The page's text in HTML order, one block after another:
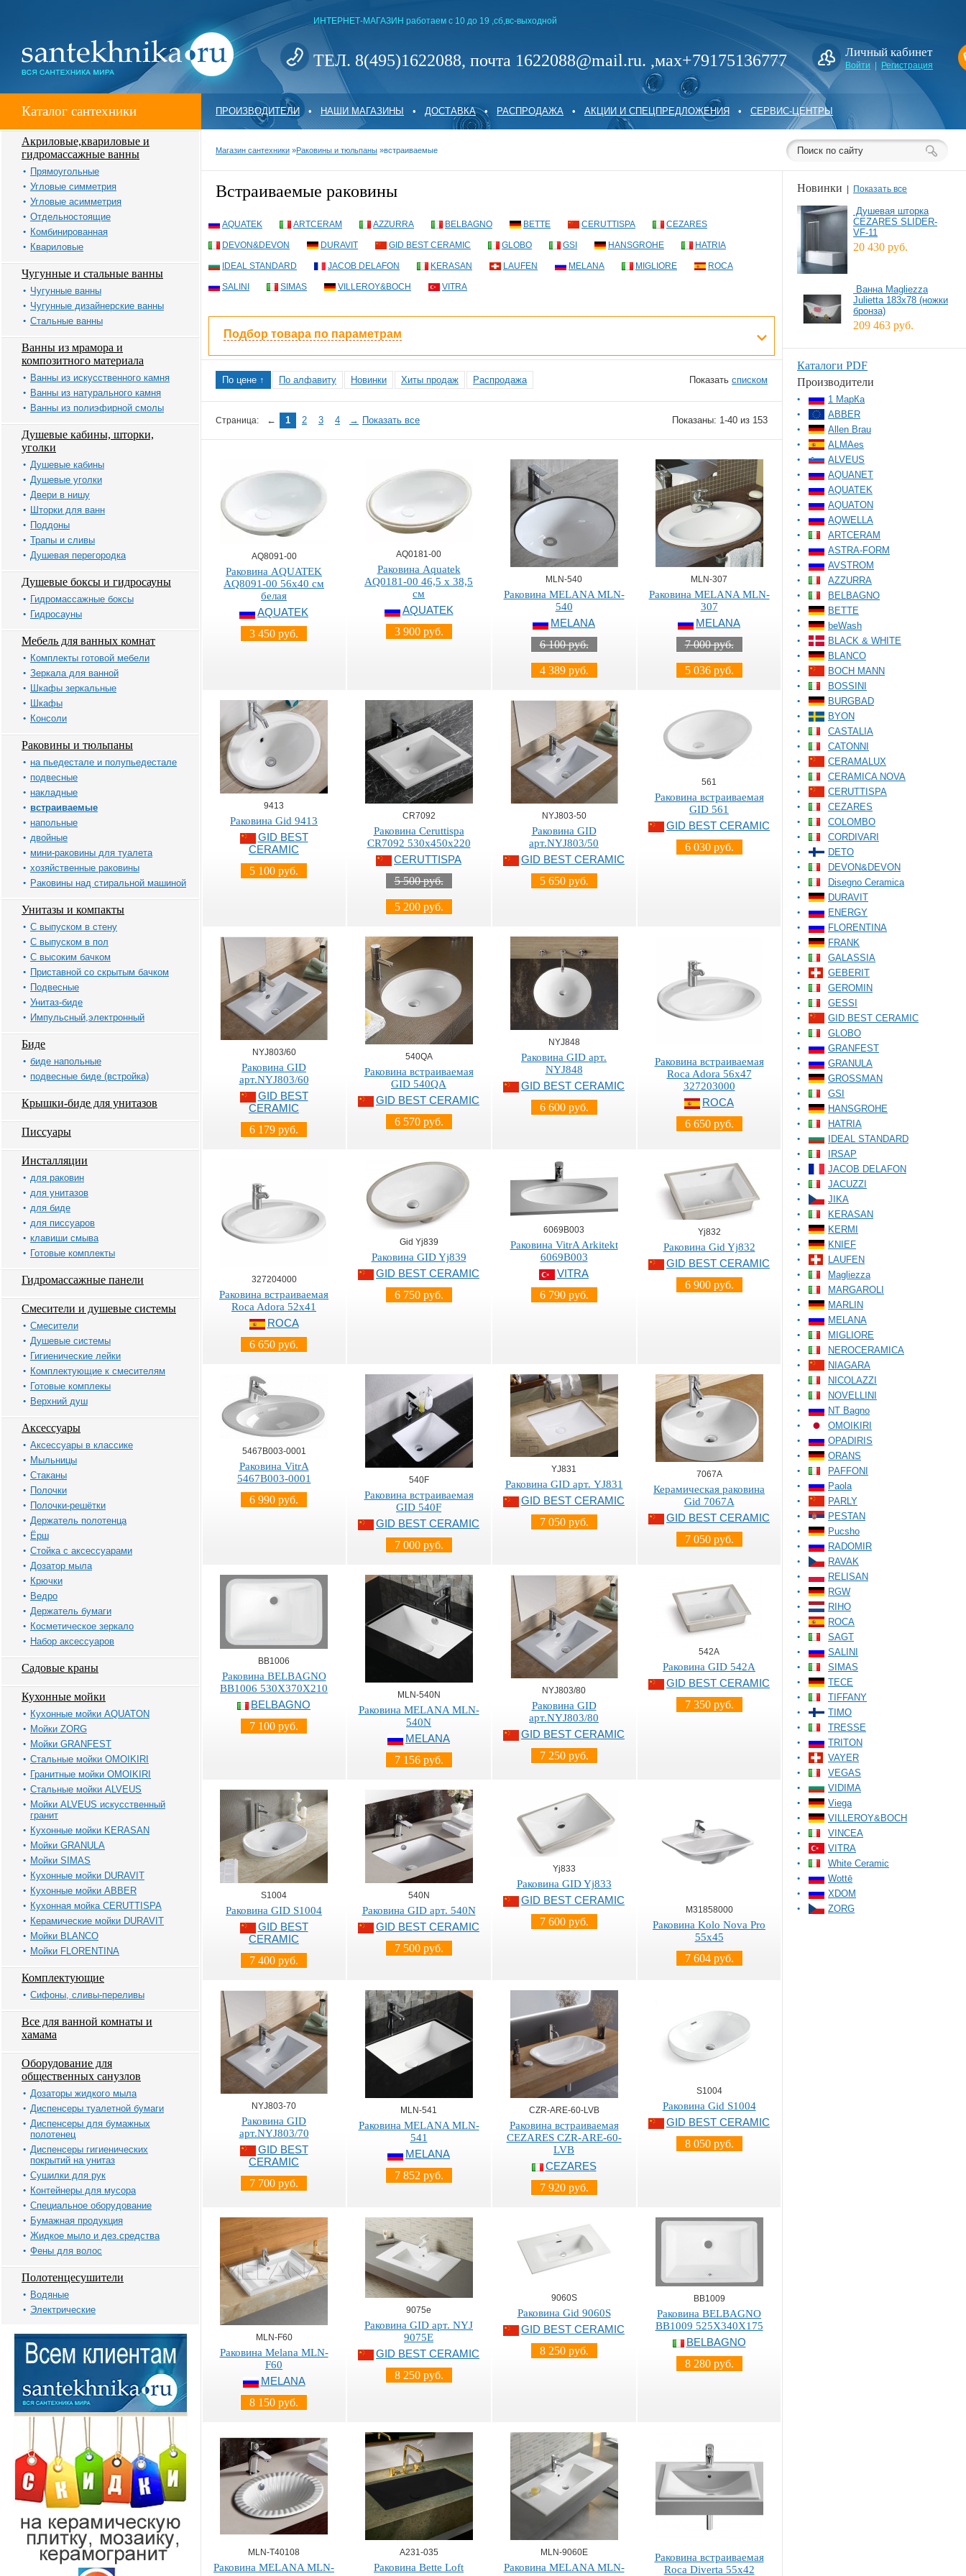
ИНТЕРНЕТ-МАГАЗИН работаем с 10 до 19 ,сб,вс-выходной
ТЕЛ. 8(495)1622088, почта 1622088@mail.ru. ,мах+79175136777 Личный кабинет
Войти Регистрация
Каталог сантехники ПРОИЗВОДИТЕЛИ • НАШИ МАГАЗИНЫ • ДОСТАВКА • РАСПРОДАЖА • АКЦИИ И СПЕЦПРЕДЛОЖЕНИЯ • СЕРВИС-ЦЕНТРЫ
Акриловые,квариловые и
гидромассажные ванны
Прямоугольные
Угловые симметрия
Угловые асимметрия
Отдельностоящие
Комбинированная
Квариловые
Чугунные и стальные ванны
Чугунные ванны
Чугунные дизайнерские ванны
Стальные ванны
Ванны из мрамора и
композитного материала
Ванны из искусственного камня
Ванны из натурального камня
Ванны из полиэфирной смолы
Душевые кабины, шторки,
уголки
Душевые кабины
Душевые уголки
Двери в нишу
Шторки для ванн
Поддоны
Трапы и сливы
Душевая перегородка
Душевые боксы и гидросауны
Гидромассажные боксы
Гидросауны
Мебель для ванных комнат
Комплекты готовой мебели
Зеркала для ванной
Шкафы зеркальные
Шкафы
Консоли
Раковины и тюльпаны
на пьедестале и полупьедестале
подвесные
накладные
встраиваемые
напольные
двойные
мини-раковины для туалета
хозяйственные раковины
Раковины над стиральной машиной
Унитазы и компакты
С выпуском в стену
С выпуском в пол
С высоким бачком
Приставной со скрытым бачком
Подвесные
Унитаз-биде
Импульсный,электронный
Биде
биде напольные
подвесные биде (встройка)
Крышки-биде для унитазов
Писсуары
Инсталляции
для раковин
для унитазов
для биде
для писсуаров
клавиши смыва
Готовые комплекты
Гидромассажные панели
Смесители и душевые системы
Смесители
Душевые системы
Гигиенические лейки
Комплектующие к смесителям
Готовые комплекы
Верхний душ
Аксессуары
Аксессуары в классике
Мыльницы
Стаканы
Полочки
Полочки-решётки
Держатель полотенца
Ёрш
Стойка с аксессуарами
Дозатор мыла
Крючки
Ведро
Держатель бумаги
Косметическое зеркало
Набор аксессуаров
Садовые краны
Кухонные мойки
Кухонные мойки AQUATON
Мойки ZORG
Мойки GRANFEST
Стальные мойки OMOIKIRI
Гранитные мойки OMOIKIRI
Стальные мойки ALVEUS
Мойки ALVEUS искусственный
гранит
Кухонные мойки KERASAN
Мойки GRANULA
Мойки SIMAS
Кухонные мойки DURAVIT
Кухонные мойки ABBER
Кухонная мойка CERUTTISPA
Керамические мойки DURAVIT
Мойки BLANCO
Мойки FLORENTINA
Комплектующие
Сифоны, сливы-переливы
Все для ванной комнаты и
хамама
Оборудование для
общественных санузлов
Дозаторы жидкого мыла
Диспенсеры туалетной бумаги
Диспенсеры для бумажных
полотенец
Диспенсеры гигиенических
покрытий на унитаз
Сушилки для рук
Контейнеры для мусора
Специальное оборудование
Бумажная продукция
Жидкое мыло и дез.средства
Фены для волос
Полотенцесушители
Водяные
Электрические
Магазин сантехники »Раковины и тюльпаны »встраиваемые
Встраиваемые раковины
AQUATEK ARTCERAM AZZURRA BELBAGNO BETTE CERUTTISPA CEZARES
DEVON&DEVON DURAVIT GID BEST CERAMIC GLOBO GSI HANSGROHE HATRIA
IDEAL STANDARD JACOB DELAFON KERASAN LAUFEN MELANA MIGLIORE ROCA
SALINI SIMAS VILLEROY&BOCH VITRA
Подбор товара по параметрам
Показать списком
По цене ↑ По алфавиту Новинки Хиты продаж Распродажа
Показаны: 1-40 из 153
Страница: ← 1 2 3 4 → Показать все
AQ8091-00
Раковина AQUATEK
AQ8091-00 56х40 см
белая
AQUATEK
3 450 руб.
AQ0181-00
Раковина Aquatek
AQ0181-00 46,5 х 38,5
см
AQUATEK
3 900 руб.
MLN-540
Раковина MELANA MLN-
540
MELANA
6 100 руб.
4 389 руб.
MLN-307
Раковина MELANA MLN-
307
MELANA
7 000 руб.
5 036 руб.
9413
Раковина Gid 9413
GID BEST
CERAMIC
5 100 руб.
CR7092
Раковина Ceruttispa
CR7092 530х450х220
CERUTTISPA
5 500 руб.
5 200 руб.
NYJ803-50
Раковина GID
арт.NYJ803/50
GID BEST CERAMIC
5 650 руб.
561
Раковина встраиваемая
GID 561
GID BEST CERAMIC
6 030 руб.
NYJ803/60
Раковина GID
арт.NYJ803/60
GID BEST
CERAMIC
6 179 руб.
540QA
Раковина встраиваемая
GID 540QA
GID BEST CERAMIC
6 570 руб.
NYJ848
Раковина GID арт.
NYJ848
GID BEST CERAMIC
6 600 руб.
Раковина встраиваемая
Roca Adora 56x47
327203000
ROCA
6 650 руб.
327204000
Раковина встраиваемая
Roca Adora 52x41
ROCA
6 650 руб.
Gid Yj839
Раковина GID Yj839
GID BEST CERAMIC
6 750 руб.
6069B003
Раковина VitrA Arkitekt
6069B003
VITRA
6 790 руб.
Yj832
Раковина Gid Yj832
GID BEST CERAMIC
6 900 руб.
5467B003-0001
Раковина VitrA
5467B003-0001
6 990 руб.
540F
Раковина встраиваемая
GID 540F
GID BEST CERAMIC
7 000 руб.
YJ831
Раковина GID арт. YJ831
GID BEST CERAMIC
7 050 руб.
7067A
Керамическая раковина
Gid 7067A
GID BEST CERAMIC
7 050 руб.
BB1006
Раковина BELBAGNO
BB1006 530X370X210
BELBAGNO
7 100 руб.
MLN-540N
Раковина MELANA MLN-
540N
MELANA
7 156 руб.
NYJ803/80
Раковина GID
арт.NYJ803/80
GID BEST CERAMIC
7 250 руб.
542A
Раковина GID 542A
GID BEST CERAMIC
7 350 руб.
S1004
Раковина GID S1004
GID BEST
CERAMIC
7 400 руб.
540N
Раковина GID арт. 540N
GID BEST CERAMIC
7 500 руб.
Yj833
Раковина GID Yj833
GID BEST CERAMIC
7 600 руб.
M31858000
Раковина Kolo Nova Pro
55х45
7 604 руб.
NYJ803-70
Раковина GID
арт.NYJ803/70
GID BEST
CERAMIC
7 700 руб.
MLN-541
Раковина MELANA MLN-
541
MELANA
7 852 руб.
CZR-ARE-60-LVB
Раковина встраиваемая
CEZARES CZR-ARE-60-
LVB
CEZARES
7 920 руб.
S1004
Раковина Gid S1004
GID BEST CERAMIC
8 050 руб.
MLN-F60
Раковина Melana MLN-
F60
MELANA
8 150 руб.
9075e
Раковина GID арт. NYJ
9075Е
GID BEST CERAMIC
8 250 руб.
9060S
Раковина Gid 9060S
GID BEST CERAMIC
8 250 руб.
BB1009
Раковина BELBAGNO
BB1009 525X340X175
BELBAGNO
8 280 руб.
MLN-T40108
Раковина MELANA MLN-
A231-035
Раковина Bette Loft
MLN-9060E
Раковина MELANA MLN-
Раковина встраиваемая
Roca Diverta 55x42
Новинки Показать все
Душевая шторка
CEZARES SLIDER-
VF-11
20 430 руб.
Ванна Magliezza
Julietta 183x78 (ножки
бронза)
209 463 руб.
Каталоги PDF
Производители
1 МарКа
ABBER
Allen Brau
ALMAes
ALVEUS
AQUANET
AQUATEK
AQUATON
AQWELLA
ARTCERAM
ASTRA-FORM
AVSTROM
AZZURRA
BELBAGNO
BETTE
beWash
BLACK & WHITE
BLANCO
BOCH MANN
BOSSINI
BURGBAD
BYON
CASTALIA
CATONNI
CERAMALUX
CERAMICA NOVA
CERUTTISPA
CEZARES
COLOMBO
CORDIVARI
DETO
DEVON&DEVON
Disegno Ceramica
DURAVIT
ENERGY
FLORENTINA
FRANK
GALASSIA
GEBERIT
GEROMIN
GESSI
GID BEST CERAMIC
GLOBO
GRANFEST
GRANULA
GROSSMAN
GSI
HANSGROHE
HATRIA
IDEAL STANDARD
IRSAP
JACOB DELAFON
JACUZZI
JIKA
KERASAN
KERMI
KNIEF
LAUFEN
Magliezza
MARGAROLI
MARLIN
MELANA
MIGLIORE
NEROCERAMICA
NIAGARA
NICOLAZZI
NOVELLINI
NT Bagno
OMOIKIRI
OPADIRIS
ORANS
PAFFONI
Paola
PARLY
PESTAN
Pucsho
RADOMIR
RAVAK
RELISAN
RGW
RIHO
ROCA
SAGT
SALINI
SIMAS
TECE
TIFFANY
TIMO
TRESSE
TRITON
VAYER
VEGAS
VIDIMA
Viega
VILLEROY&BOCH
VINCEA
VITRA
White Ceramic
Wottē
XDOM
ZORG